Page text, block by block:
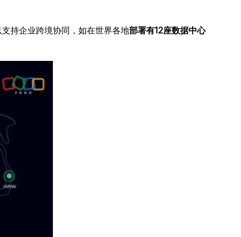
持企业跨境协同，如在世界各地部署有12座数据中心